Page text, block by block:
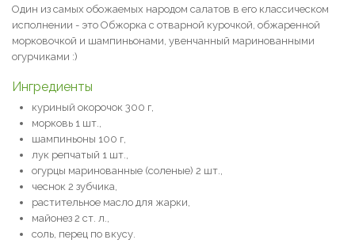
Один из самых обожаемых народом салатов в его классическом
исполнении - это Обжорка с отварной курочкой, обжаренной
морковочкой и шампиньонами, увенчанный маринованными
огурчиками :)
Ингредиенты
куриный окорочок 300 г,
морковь 1 шт.,
шампиньоны 100 г,
лук репчатый 1 шт.,
огурцы маринованные (соленые) 2 шт.,
чеснок 2 зубчика,
растительное масло для жарки,
майонез 2 ст. л.,
соль, перец по вкусу.